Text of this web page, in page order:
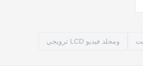
ومجلد فيديو LCD ترويجي